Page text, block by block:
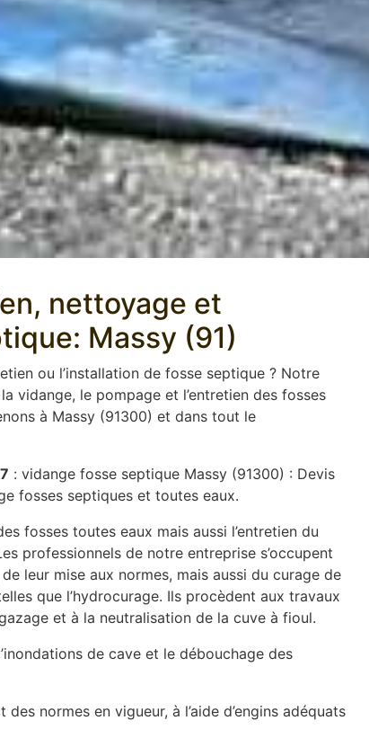
nettoyage et
Massy (91)
ou l’installation de fosse septique ? Notre
vidange, le pompage et l’entretien des fosses
à Massy (91300) et dans tout le
: vidange fosse septique Massy (91300) : Devis
fosses septiques et toutes eaux.
fosses toutes eaux mais aussi l’entretien du
professionnels de notre entreprise s’occupent
leur mise aux normes, mais aussi du curage de
que l’hydrocurage. Ils procèdent aux travaux
et à la neutralisation de la cuve à fioul.
de cave et le débouchage des
normes en vigueur, à l’aide d’engins adéquats